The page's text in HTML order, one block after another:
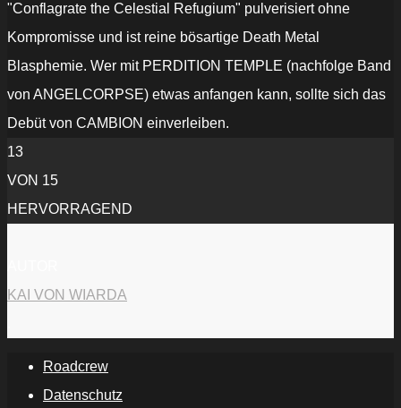
"Conflagrate the Celestial Refugium" pulverisiert ohne
Kompromisse und ist reine bösartige Death Metal
Blasphemie. Wer mit PERDITION TEMPLE (nachfolge Band
von ANGELCORPSE) etwas anfangen kann, sollte sich das
Debüt von CAMBION einverleiben.
13
VON 15
HERVORRAGEND
KAI VON WIARDA
Roadcrew
Datenschutz